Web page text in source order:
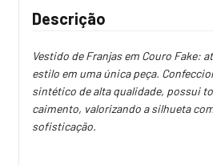
Descrição
Vestido de Franjas em Couro Fake:
estilo em uma única peça.
sintético de alta qualidade, possui
caimento, valorizando a silhueta
sofisticação.